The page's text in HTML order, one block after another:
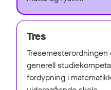
Tres
generell
fordypning i